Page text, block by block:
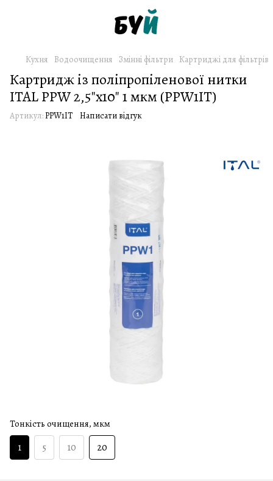
Кухня Водоочищення Змінні фільтри Картриджі для фільтрів
Картридж із поліпропіленової нитки
ITAL PPW 2,5"x10" 1 мкм (PPW1IT)
Артикул:PPW1IT Написати відгук
Тонкість очищення, мкм
1 5 10 20